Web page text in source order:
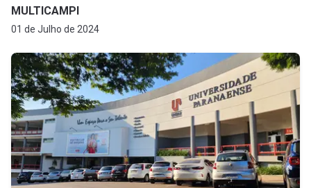
MULTICAMPI
01 de Julho de 2024